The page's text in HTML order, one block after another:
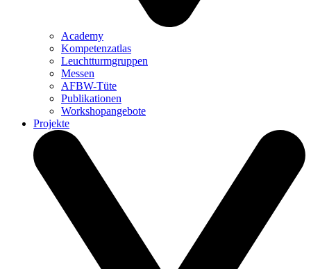
Academy
Kompetenzatlas
Leuchtturm­gruppen
Messen
AFBW-Tüte
Publikationen
Workshopangebote
Projekte